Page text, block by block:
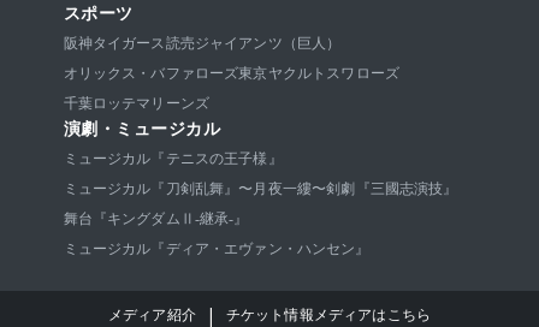
スポーツ
阪神タイガース読売ジャイアンツ（巨人）
オリックス・バファローズ東京ヤクルトスワローズ
千葉ロッテマリーンズ
演劇・ミュージカル
ミュージカル『テニスの王子様』
ミュージカル『刀剣乱舞』〜月夜一縷〜剣劇『三國志演技』
舞台『キングダムⅡ-継承-』
ミュージカル『ディア・エヴァン・ハンセン』
メディア紹介 | チケット情報メディアはこちら